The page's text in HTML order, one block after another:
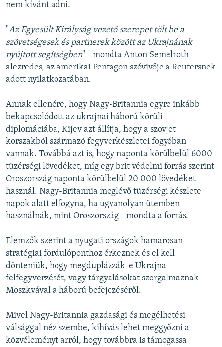
nem kívánt adni.
"Az Egyesült Királyság vezető szerepet tölt be a
szövetségesek és partnerek között az Ukrajnának
nyújtott segítségben" - mondta Anton Semelroth
alezredes, az amerikai Pentagon szóvivője a Reutersnek
adott nyilatkozatában.
Annak ellenére, hogy Nagy-Britannia egyre inkább
bekapcsolódott az ukrajnai háború körüli
diplomáciába, Kijev azt állítja, hogy a szovjet
korszakból származó fegyverkészletei fogyóban
vannak. Továbbá azt is, hogy naponta körülbelül 6000
tüzérségi lövedéket, míg egy brit védelmi forrás szerint
Oroszország naponta körülbelül 20 000 lövedéket
használ. Nagy-Britannia meglévő tüzérségi készlete
napok alatt elfogyna, ha ugyanolyan ütemben
használnák, mint Oroszország - mondta a forrás.
Elemzők szerint a nyugati országok hamarosan
stratégiai fordulóponthoz érkeznek és el kell
dönteniük, hogy megduplázzák-e Ukrajna
felfegyverzését, vagy tárgyalásokat szorgalmaznak
Moszkvával a háború befejezéséről.
Mivel Nagy-Britannia gazdasági és megélhetési
válsággal néz szembe, kihívás lehet meggyőzni a
közvéleményt arról, hogy továbbra is támogassa